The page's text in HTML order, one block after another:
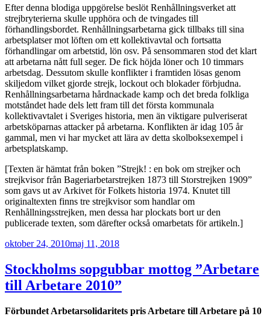
Efter denna blodiga uppgörelse beslöt Renhållningsverket att
strejbryterierna skulle upphöra och de tvingades till
förhandlingsbordet. Renhållningsarbetarna gick tillbaks till sina
arbetsplatser mot löften om ett kollektivavtal och fortsatta
förhandlingar om arbetstid, lön osv. På sensommaren stod det klart
att arbetarna nått full seger. De fick höjda löner och 10 timmars
arbetsdag. Dessutom skulle konflikter i framtiden lösas genom
skiljedom vilket gjorde strejk, lockout och blokader förbjudna.
Renhållningsarbetarna hårdnackade kamp och det breda folkliga
motståndet hade dels lett fram till det första kommunala
kollektivavtalet i Sveriges historia, men än viktigare pulveriserat
arbetsköparnas attacker på arbetarna. Konflikten är idag 105 år
gammal, men vi har mycket att lära av detta skolboksexempel i
arbetsplatskamp.
[Texten är hämtat från boken ”Strejk! : en bok om strejker och
strejkvisor från Bageriarbetarstrejken 1873 till Storstrejken 1909”
som gavs ut av Arkivet för Folkets historia 1974. Knutet till
originaltexten finns tre strejkvisor som handlar om
Renhållningsstrejken, men dessa har plockats bort ur den
publicerade texten, som därefter också omarbetats för artikeln.]
Publicerat
oktober 24, 2010maj 11, 2018
Stockholms sopgubbar mottog ”Arbetare
till Arbetare 2010”
Förbundet Arbetarsolidaritets pris Arbetare till Arbetare på 10